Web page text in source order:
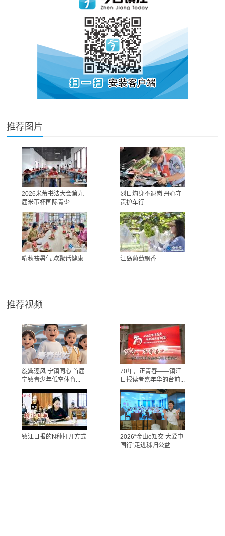
推荐图片
2026米芾书法大会第九
届米芾杯国际青少...
烈日灼身不退岗 丹心守
责护车行
啃秋祛暑气 欢聚话健康 江岛葡萄飘香
推荐视频
旋翼逐风 宁镇同心 首届
宁镇青少年低空体育...
70年，正青春——镇江
日报读者嘉年华的台前...
镇江日报的N种打开方式
2026“金山e知交 大爱中
国行”走进秭归公益...